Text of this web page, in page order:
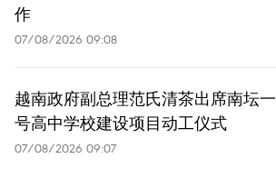
作
07/08/2026 09:08
越南政府副总理范氏清茶出席南坛一
号高中学校建设项目动工仪式
07/08/2026 09:07